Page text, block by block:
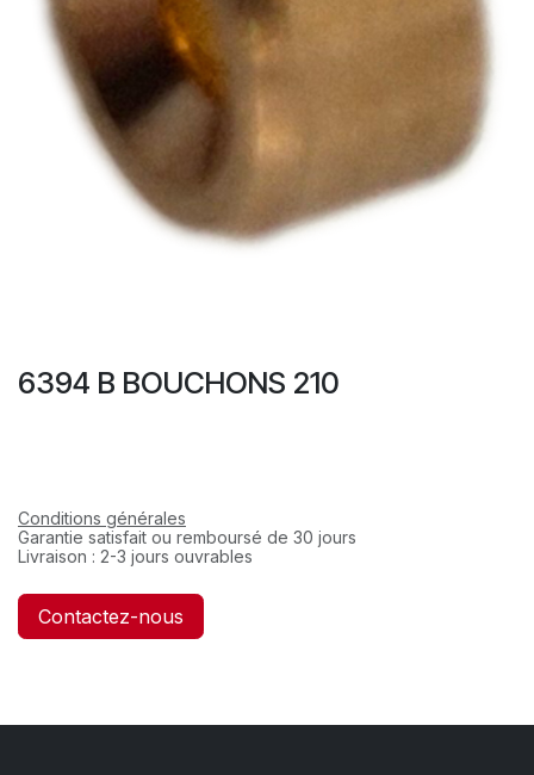
6394 B BOUCHONS 210
Conditions générales
Garantie satisfait ou remboursé de 30 jours
Livraison : 2-3 jours ouvrables
Contactez-nous